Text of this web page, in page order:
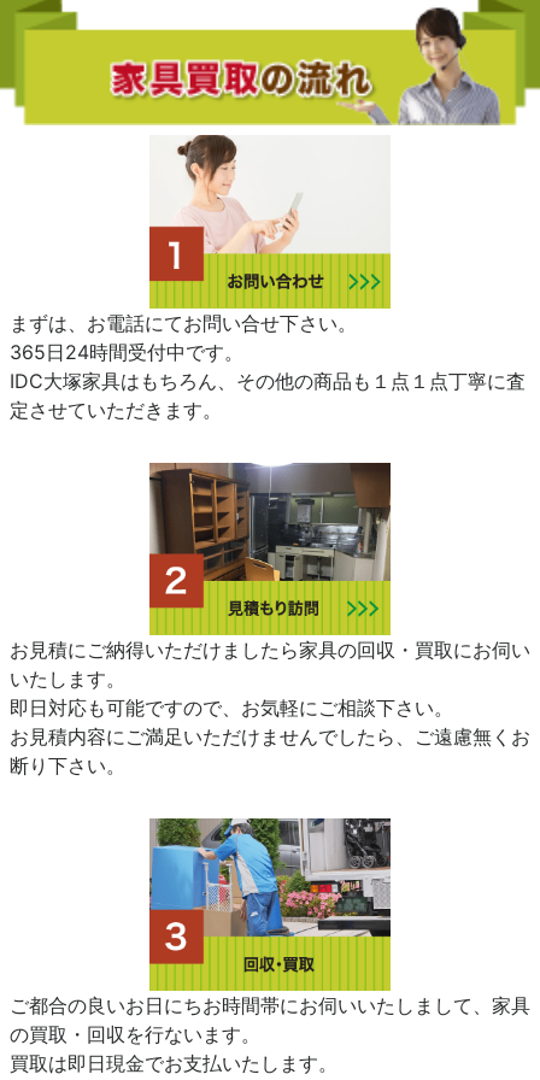
まずは、お電話にてお問い合せ下さい。
365日24時間受付中です。
IDC大塚家具はもちろん、その他の商品も１点１点丁寧に査
定させていただきます。
お見積にご納得いただけましたら家具の回収・買取にお伺い
いたします。
即日対応も可能ですので、お気軽にご相談下さい。
お見積内容にご満足いただけませんでしたら、ご遠慮無くお
断り下さい。
ご都合の良いお日にちお時間帯にお伺いいたしまして、家具
の買取・回収を行ないます。
買取は即日現金でお支払いたします。